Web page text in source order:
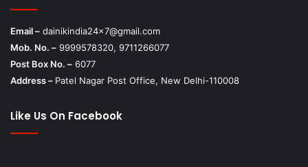
Email – dainikindia24x7@gmail.com
Mob. No. – 9999578320, 9711266077
Post Box No. – 6077
Address – Patel Nagar Post Office, New Delhi-110008
Like Us On Facebook